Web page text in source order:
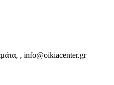
, info@oikiacenter.gr